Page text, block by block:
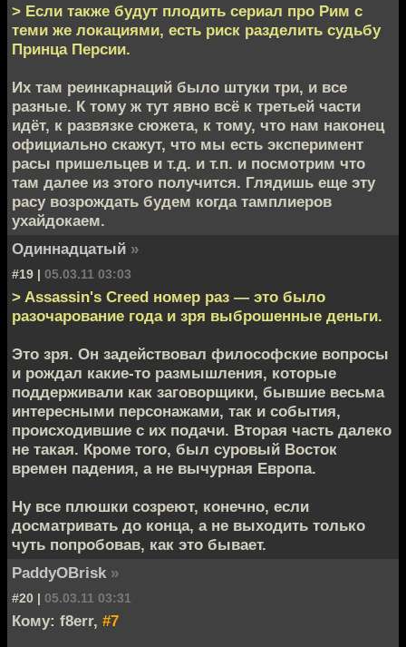
> Если также будут плодить сериал про Рим с
теми же локациями, есть риск разделить судьбу
Принца Персии.
Их там реинкарнаций было штуки три, и все
разные. К тому ж тут явно всё к третьей части
идёт, к развязке сюжета, к тому, что нам наконец
официально скажут, что мы есть эксперимент
расы пришельцев и т.д. и т.п. и посмотрим что
там далее из этого получится. Глядишь еще эту
расу возрождать будем когда тамплиеров
ухайдокаем.
Одиннадцатый »
#19 | 05.03.11 03:03
> Assassin's Creed номер раз — это было
разочарование года и зря выброшенные деньги.
Это зря. Он задействовал философские вопросы
и рождал какие-то размышления, которые
поддерживали как заговорщики, бывшие весьма
интересными персонажами, так и события,
происходившие с их подачи. Вторая часть далеко
не такая. Кроме того, был суровый Восток
времен падения, а не вычурная Европа.
Ну все плюшки созреют, конечно, если
досматривать до конца, а не выходить только
чуть попробовав, как это бывает.
PaddyOBrisk »
#20 | 05.03.11 03:31
Кому: f8err, #7